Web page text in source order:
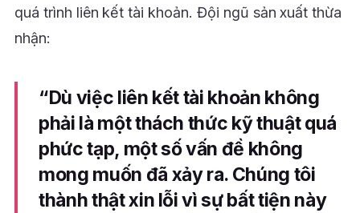
quá trình liên kết tài khoản. Đội ngũ sản xuất thừa
nhận:
“Dù việc liên kết tài khoản không
phải là một thách thức kỹ thuật quá
phức tạp, một số vấn đề không
mong muốn đã xảy ra. Chúng tôi
thành thật xin lỗi vì sự bất tiện này